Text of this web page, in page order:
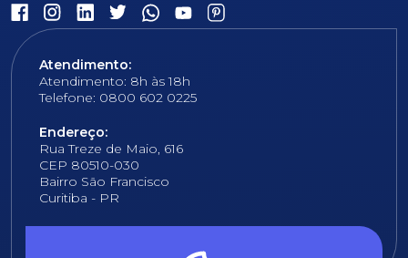
Atendimento:
Atendimento: 8h às 18h
Telefone: 0800 602 0225
Endereço:
Rua Treze de Maio, 616
CEP 80510-030
Bairro São Francisco
Curitiba - PR